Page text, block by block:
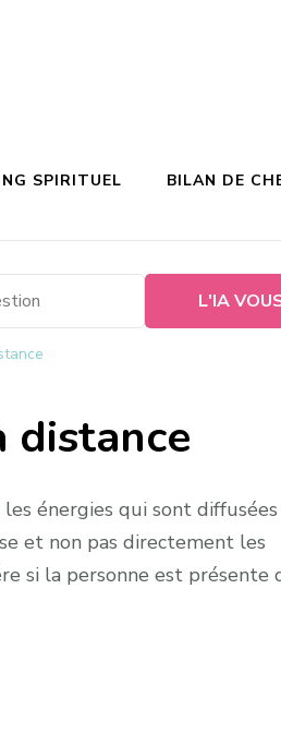
SPIRITUEL BILAN DE
L'IA
distance
énergies qui sont
et non pas directement les
si la personne est présente